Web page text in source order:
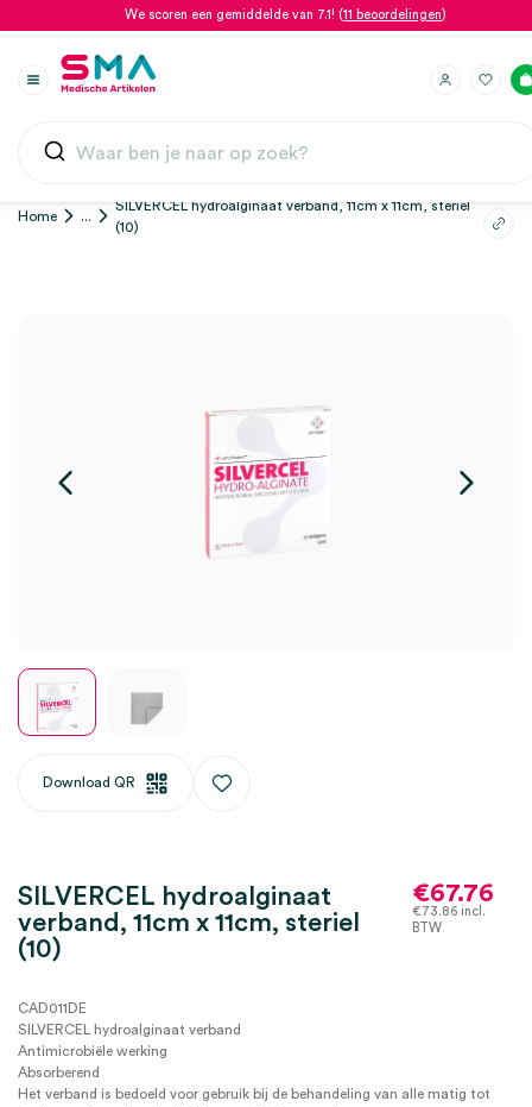
We scoren een gemiddelde van 7.1! (11 beoordelingen)
Home ...
SILVERCEL hydroalginaat verband, 11cm x 11cm, steriel
(10)
Download QR
SILVERCEL hydroalginaat
verband, 11cm x 11cm, steriel
(10)
€67.76
€73.86incl.
BTW
CAD011DE
SILVERCEL hydroalginaat verband
Antimicrobiële werking
Absorberend
Het verband is bedoeld voor gebruik bij de behandeling van alle matig tot